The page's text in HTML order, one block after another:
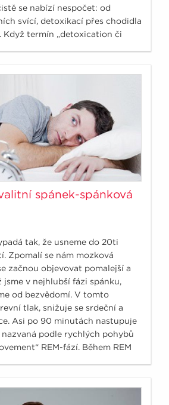
se nabízí nespočet: od
svící, detoxikací přes chodidla
Když termín „detoxication či
se doslova vejde na prsty obou
10 odborných článků.
spánek-spánková
tak, že usneme do 20ti
Zpomalí se nám mozková
začnou objevovat pomalejší a
jsme v nejhlubší fázi spánku,
od bezvědomí. V tomto
tlak, snižuje se srdeční a
Asi po 90 minutách nastupuje
nazvaná podle rychlých pohybů
REM-fází. Během REM